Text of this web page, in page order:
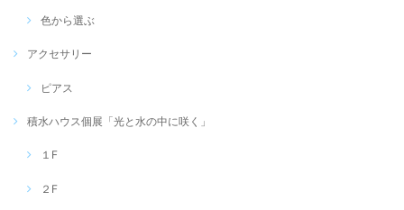
色から選ぶ
アクセサリー
ピアス
積水ハウス個展「光と水の中に咲く」
１F
２F